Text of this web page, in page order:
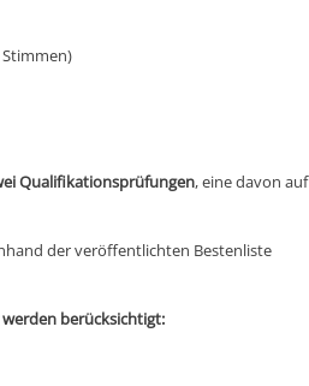
Stimmen)
Qualifikationsprüfungen, eine davon auf
der veröffentlichten Bestenliste
berücksichtigt: